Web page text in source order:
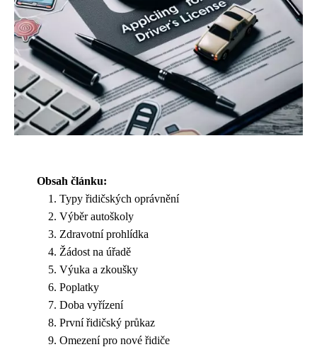
Obsah článku:
Typy řidičských oprávnění
Výběr autoškoly
Zdravotní prohlídka
Žádost na úřadě
Výuka a zkoušky
Poplatky
Doba vyřízení
První řidičský průkaz
Omezení pro nové řidiče